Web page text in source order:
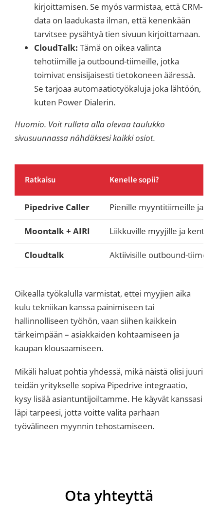
kirjoittamisen. Se myös varmistaa, että CRM-
data on laadukasta ilman, että kenenkään
tarvitsee pysähtyä tien sivuun kirjoittamaan.
CloudTalk: Tämä on oikea valinta
tehotiimille ja outbound-tiimeille, jotka
toimivat ensisijaisesti tietokoneen ääressä.
Se tarjoaa automaatiotyökaluja joka lähtöön,
kuten Power Dialerin.
Huomio. Voit rullata alla olevaa taulukko
sivusuunnassa nähdäksesi kaikki osiot.
Ratkaisu Kenelle sopii?
Pipedrive Caller Pienille myyntitiimeille ja
Moontalk + AIRI Liikkuville myyjille ja
Cloudtalk Aktiivisille outbound-
Oikealla työkalulla varmistat, ettei myyjien aika
kulu tekniikan kanssa painimiseen tai
hallinnolliseen työhön, vaan siihen kaikkein
tärkeimpään – asiakkaiden kohtaamiseen ja
kaupan klousaamiseen.
Mikäli haluat pohtia yhdessä, mikä näistä olisi juuri
teidän yritykselle sopiva Pipedrive integraatio,
kysy lisää asiantuntijoiltamme. He käyvät kanssasi
läpi tarpeesi, jotta voitte valita parhaan
työvälineen myynnin tehostamiseen.
Ota yhteyttä